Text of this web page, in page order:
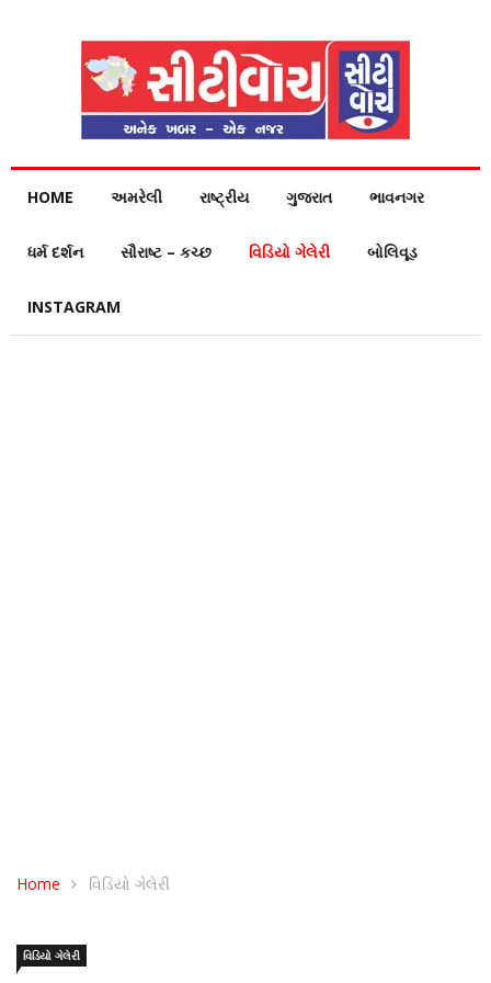
HOME અમરેલી રાષ્ટ્રીય ગુજરાત ભાવનગર
ધર્મ દર્શન સૌરાષ્ટ – કચ્છ વિડિયો ગેલેરી બોલિવૂડ
INSTAGRAM
Home વિડિયો ગેલેરી
વિડિયો ગેલેરી